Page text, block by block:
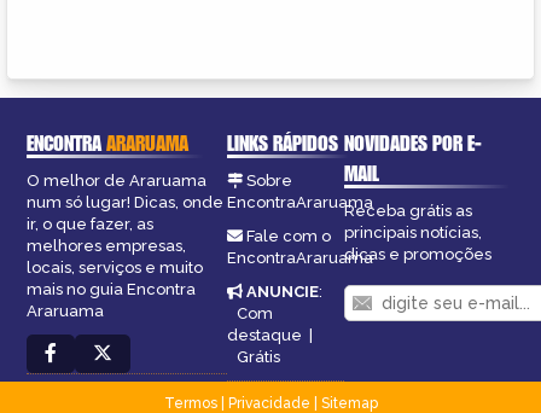
ENCONTRAARARUAMA
O melhor de Araruama
num só lugar! Dicas, onde
ir, o que fazer, as
melhores empresas,
locais, serviços e muito
mais no guia Encontra
Araruama
LINKS RÁPIDOS
Sobre
EncontraAraruama
Fale com o
EncontraAraruama
ANUNCIE:
Com
destaque |
Grátis
NOVIDADES POR E-
MAIL
Receba grátis as
principais notícias,
dicas e promoções
Termos| Privacidade
Sitemap